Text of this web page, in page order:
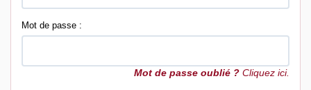
Mot de passe :
Mot de passe oublié ? Cliquez ici.